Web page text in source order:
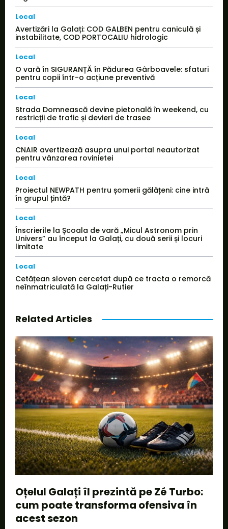
Local
Avertizări la Galați: COD GALBEN pentru caniculă și
instabilitate, COD PORTOCALIU hidrologic
Local
O vară în SIGURANȚĂ în Pădurea Gârboavele: sfaturi
pentru copii într-o acțiune preventivă
Local
Strada Domnească devine pietonală în weekend, cu
restricții de trafic și devieri de trasee
Local
CNAIR avertizează asupra unui portal neautorizat
pentru vânzarea rovinietei
Local
Proiectul NEWPATH pentru șomerii gălățeni: cine intră
în grupul țintă?
Local
Înscrierile la Școala de vară „Micul Astronom prin
Univers” au început la Galați, cu două serii și locuri
limitate
Local
Cetățean sloven cercetat după ce tracta o remorcă
neînmatriculată la Galați-Rutier
Related Articles
Oțelul Galați îl prezintă pe Zé Turbo:
cum poate transforma ofensiva în
acest sezon